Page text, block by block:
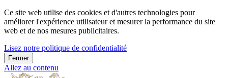
Ce site web utilise des cookies et d'autres technologies pour
améliorer l'expérience utilisateur et mesurer la performance du site
web et de nos mesures publicitaires.
Lisez notre politique de confidentialité
Fermer
Allez au contenu